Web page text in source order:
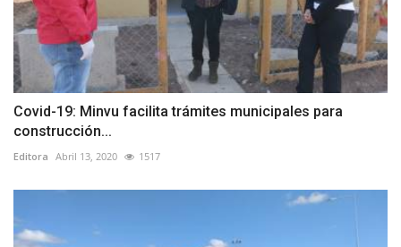
Covid-19: Minvu facilita trámites municipales para
construcción...
Editora Abril 13, 2020 1517